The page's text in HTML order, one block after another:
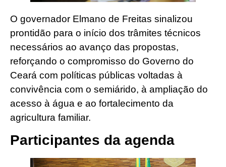
O governador Elmano de Freitas sinalizou
prontidão para o início dos trâmites técnicos
necessários ao avanço das propostas,
reforçando o compromisso do Governo do
Ceará com políticas públicas voltadas à
convivência com o semiárido, à ampliação do
acesso à água e ao fortalecimento da
agricultura familiar.
Participantes da agenda